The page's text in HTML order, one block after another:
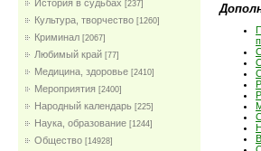
История в судьбах [237]
Культура, творчество [1260]
Криминал [2067]
Любимый край [77]
Медицина, здоровье [2410]
Мероприятия [2400]
Народный календарь [225]
Наука, образование [1244]
Общество [14928]